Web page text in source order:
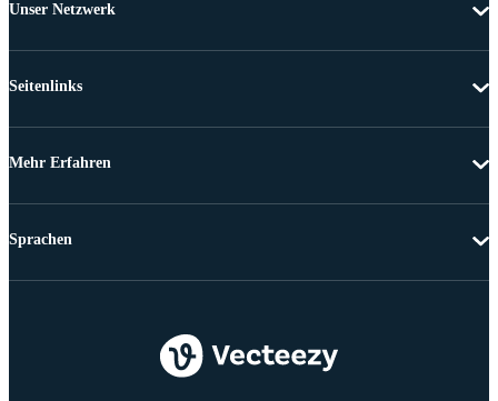
Unser Netzwerk
Seitenlinks
Mehr Erfahren
Sprachen